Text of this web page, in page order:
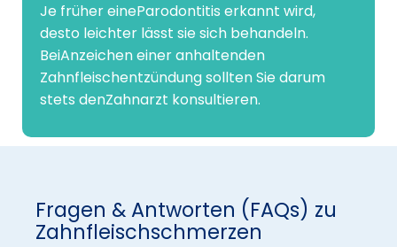
Je früher eineParodontitis erkannt wird,
desto leichter lässt sie sich behandeln.
BeiAnzeichen einer anhaltenden
Zahnfleischentzündung sollten Sie darum
stets denZahnarzt konsultieren.
Fragen & Antworten (FAQs) zu
Zahnfleischschmerzen